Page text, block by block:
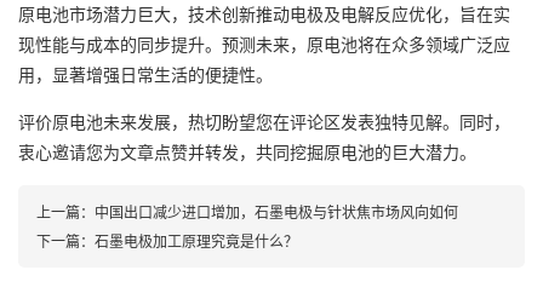
原电池市场潜力巨大，技术创新推动电极及电解反应优化，旨在实
现性能与成本的同步提升。预测未来，原电池将在众多领域广泛应
用，显著增强日常生活的便捷性。
评价原电池未来发展，热切盼望您在评论区发表独特见解。同时，
衷心邀请您为文章点赞并转发，共同挖掘原电池的巨大潜力。
上一篇： 中国出口减少进口增加，石墨电极与针状焦市场风向如何
下一篇： 石墨电极加工原理究竟是什么？